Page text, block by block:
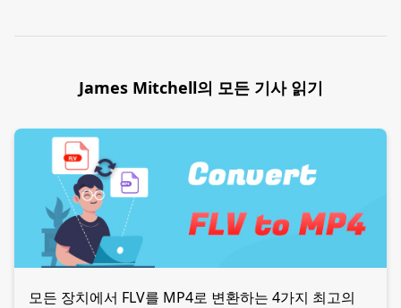
James Mitchell의 모든 기사 읽기
모든 장치에서 FLV를 MP4로 변환하는 4가지 최고의